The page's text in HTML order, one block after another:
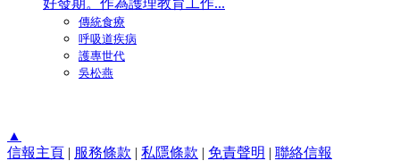
傳統食療
呼吸道疾病
護專世代
吳松燕
▲
信報主頁 | 服務條款 | 私隱條款 | 免責聲明 | 聯絡信報